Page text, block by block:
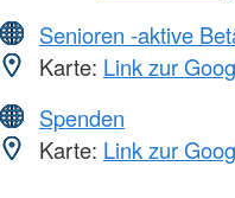
Senioren -aktive
Karte: Link zur
Spenden
Karte: Link zur